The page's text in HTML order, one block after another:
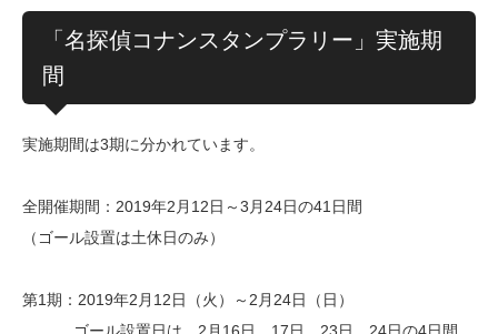
「名探偵コナンスタンプラリー」実施期
間
実施期間は3期に分かれています。
全開催期間：2019年2月12日～3月24日の41日間
（ゴール設置は土休日のみ）
第1期：2019年2月12日（火）～2月24日（日）